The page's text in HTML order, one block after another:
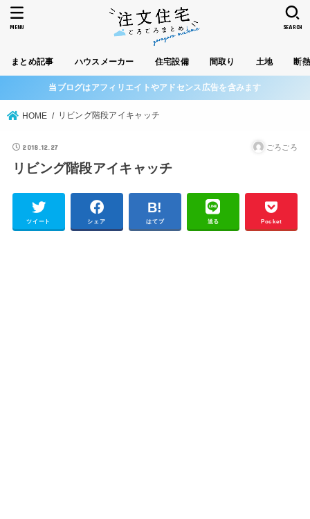
まとめ記事 ハウスメーカー 住宅設備 間取り 土地 断
SEARCH
MENU
当ブログはアフィリエイトやアドセンス広告を含みます
HOME リビング階段アイキャッチ
2018.12.27 ごろごろ
リビング階段アイキャッチ
ツイート シェア はてブ 送る Pocket